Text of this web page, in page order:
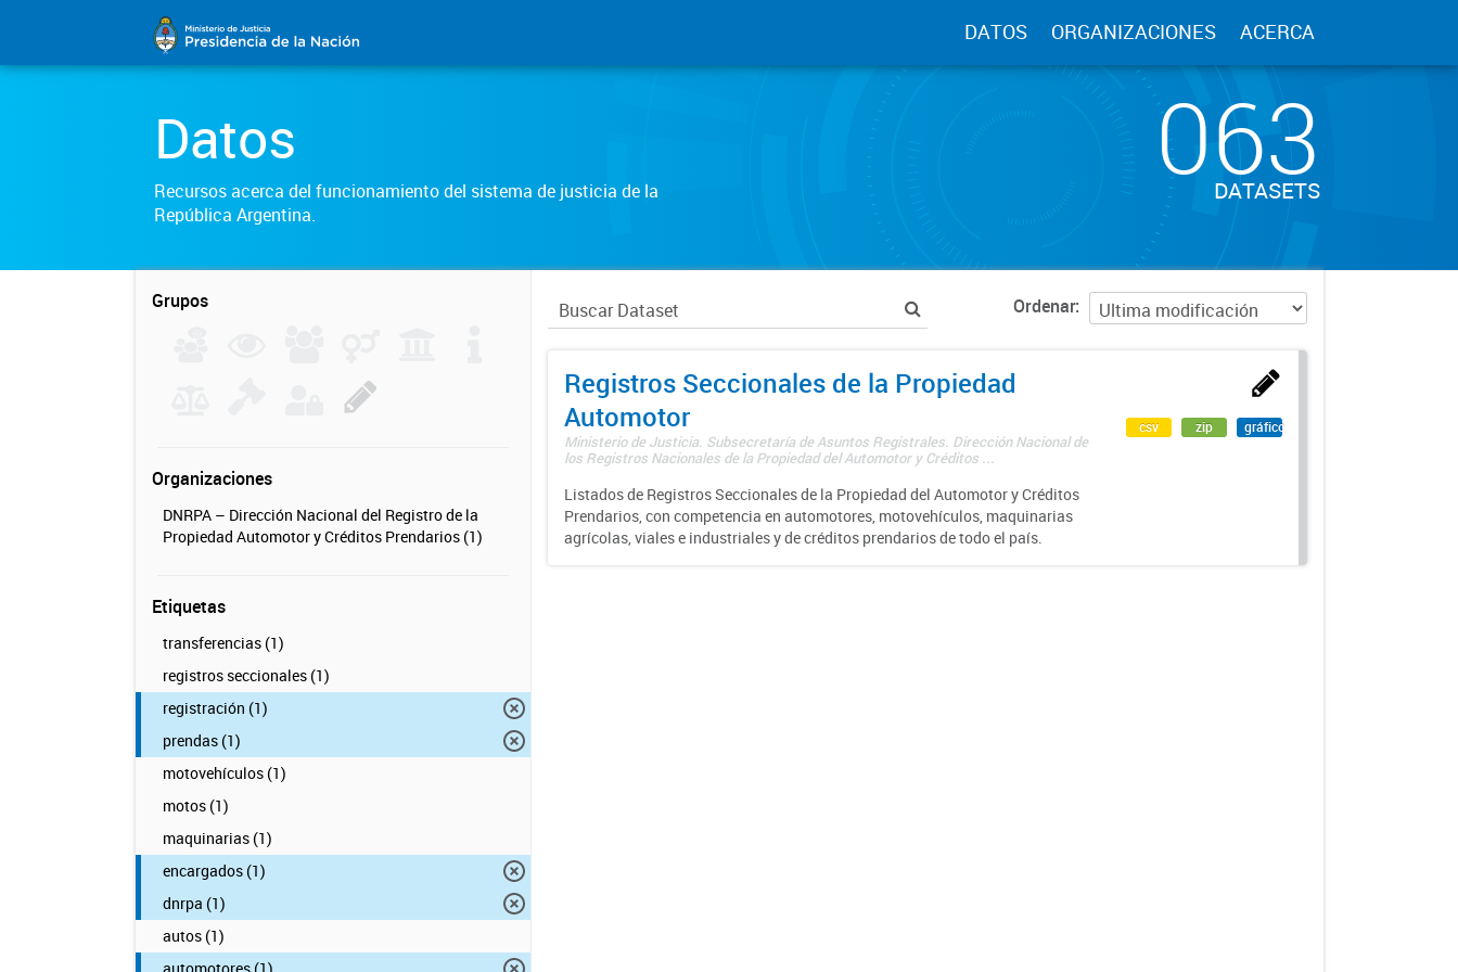
DATOS ORGANIZACIONES ACERCA
Datos
Recursos acerca del funcionamiento del sistema de justicia de la
República Argentina.
063
DATASETS
Grupos
Organizaciones
DNRPA – Dirección Nacional del Registro de la
Propiedad Automotor y Créditos Prendarios (1)
Etiquetas
transferencias (1)
registros seccionales (1)
registración (1)
prendas (1)
motovehículos (1)
motos (1)
maquinarias (1)
encargados (1)
dnrpa (1)
autos (1)
Ordenar
Registros Seccionales de la Propiedad
Automotor
Ministerio de Justicia. Subsecretaría de Asuntos Registrales. Dirección Nacional de
los Registros Nacionales de la Propiedad del Automotor y Créditos ...
Listados de Registros Seccionales de la Propiedad del Automotor y Créditos
Prendarios, con competencia en automotores, motovehículos, maquinarias
agrícolas, viales e industriales y de créditos prendarios de todo el país.
csv zip gráfico